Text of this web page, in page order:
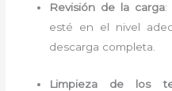
Revisión de la carga:
esté en el nivel
descarga completa.
Limpieza de los